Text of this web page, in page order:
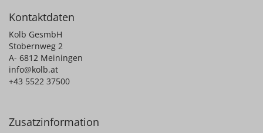
Kontaktdaten
Kolb GesmbH
Stobernweg 2
A- 6812 Meiningen
info@kolb.at
+43 5522 37500
Zusatzinformation